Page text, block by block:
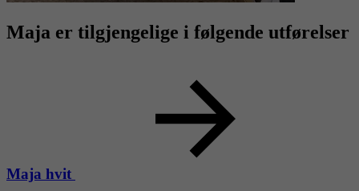
Maja er tilgjengelige i følgende utførelser
Maja hvit